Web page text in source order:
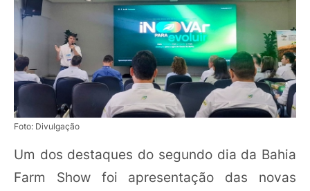
Foto: Divulgação
Um dos destaques do segundo dia da Bahia
Farm Show foi apresentação das novas